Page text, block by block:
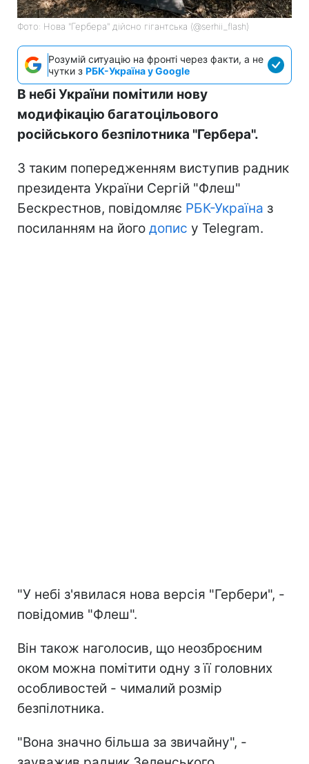
Фото: Нова "Гербера" дійсно гігантська (@serhii_flash)
Розумій ситуацію на фронті через факти, а не
чутки з РБК-Україна у Google
В небі України помітили нову
модифікацію багатоцільового
російського безпілотника "Гербера".
З таким попередженням виступив радник
президента України Сергій "Флеш"
Бескрестнов, повідомляє РБК-Україна з
посиланням на його допис у Telegram.
"У небі з'явилася нова версія "Гербери", -
повідомив "Флеш".
Він також наголосив, що неозброєним
оком можна помітити одну з її головних
особливостей - чималий розмір
безпілотника.
"Вона значно більша за звичайну", -